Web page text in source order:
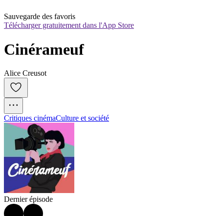
Sauvegarde des favoris
Télécharger gratuitement dans l'App Store
Cinérameuf
Alice Creusot
Critiques cinémaCulture et société
Dernier épisode